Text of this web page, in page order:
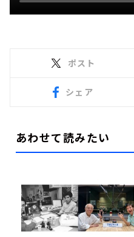
ポスト
シェア
あわせて読みたい